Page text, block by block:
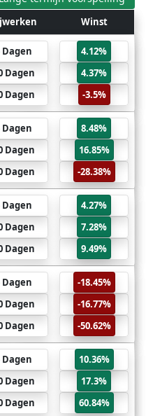
Winst
Dagen
Dagen
Dagen
4.12%
4.37%
-3.5%
Dagen
Dagen
Dagen
8.48%
16.85%
-28.38%
Dagen
Dagen
Dagen
4.27%
7.28%
9.49%
Dagen
Dagen
Dagen
-18.45%
-16.77%
-50.62%
Dagen
Dagen
Dagen
10.36%
17.3%
60.84%
Titel
GC
Gold
SI
Silver
NQ
Nasdaq 100
HO
Heating Oil
NG
Natural Gas